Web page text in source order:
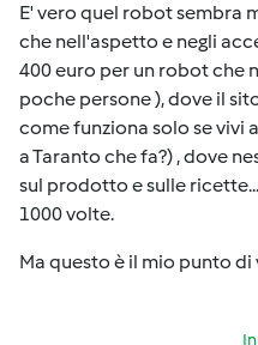
E' vero quel robot sembra
che nell'aspetto e negli
400 euro per un robot che
poche persone ), dove il
come funziona solo se vivi
a Taranto che fa?) , dove
sul prodotto e sulle
1000 volte.
Ma questo è il mio punto di